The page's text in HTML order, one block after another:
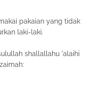
pakaian yang tidak
laki-laki.
shallallahu 'alaihi